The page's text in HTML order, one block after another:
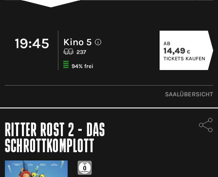
19:45 Kino 5 i
237
94% frei
AB
14,49 €
TICKETS KAUFEN
SAALÜBERSICHT
RITTER ROST 2 - DAS
SCHROTTKOMPLOTT